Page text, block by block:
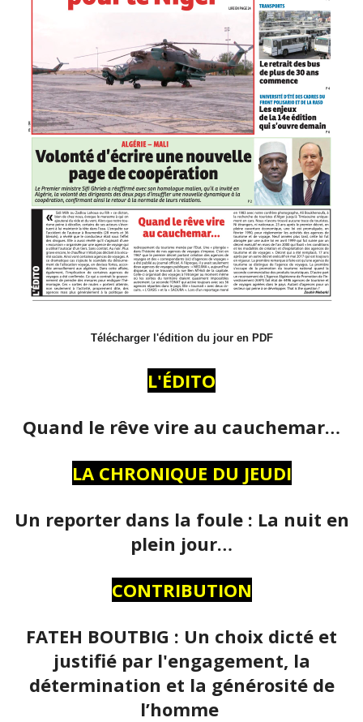
Télécharger l'édition du jour en PDF
L'ÉDITO
Quand le rêve vire au cauchemar…
LA CHRONIQUE DU JEUDI
Un reporter dans la foule : La nuit en
plein jour…
CONTRIBUTION
FATEH BOUTBIG : Un choix dicté et
justifié par l'engagement, la
détermination et la générosité de
l’homme